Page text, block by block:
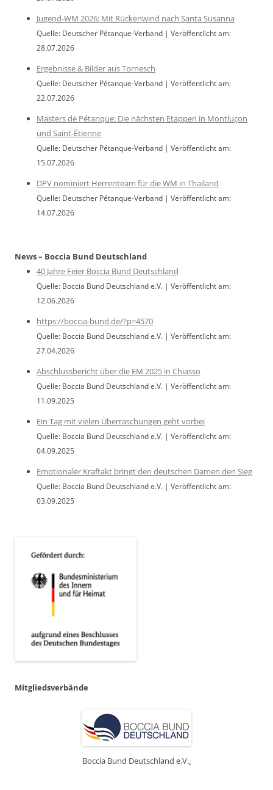
Jugend-WM 2026: Mit Rückenwind nach Santa Susanna
Quelle: Deutscher Pétanque-Verband
Veröffentlicht am:
28.07.2026
Ergebnisse & Bilder aus Tornesch
Quelle: Deutscher Pétanque-Verband
Veröffentlicht am:
22.07.2026
Masters de Pétanque: Die nächsten Etappen in Montluçon
und Saint-Étienne
Quelle: Deutscher Pétanque-Verband
Veröffentlicht am:
15.07.2026
DPV nominiert Herrenteam für die WM in Thailand
Quelle: Deutscher Pétanque-Verband
Veröffentlicht am:
14.07.2026
News – Boccia Bund Deutschland
40 Jahre Feier Boccia Bund Deutschland
Quelle: Boccia Bund Deutschland e.V.
Veröffentlicht am:
12.06.2026
https://boccia-bund.de/?p=4570
Quelle: Boccia Bund Deutschland e.V.
Veröffentlicht am:
27.04.2026
Abschlussbericht über die EM 2025 in Chiasso
Quelle: Boccia Bund Deutschland e.V.
Veröffentlicht am:
11.09.2025
Ein Tag mit vielen Überraschungen geht vorbei
Quelle: Boccia Bund Deutschland e.V.
Veröffentlicht am:
04.09.2025
Emotionaler Kraftakt bringt den deutschen Damen den Sieg
Quelle: Boccia Bund Deutschland e.V.
Veröffentlicht am:
03.09.2025
Mitgliedsverbände
Boccia Bund Deutschland e.V..